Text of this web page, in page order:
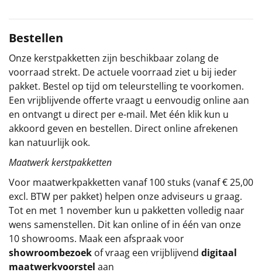
Doe het zelf
Sinterklaaspakketten
Particulier
Kerstgeschenken 2026
Relatiegeschenken
Per stuk
Alle overige
Bestellen
Onze kerstpakketten zijn beschikbaar zolang de
voorraad strekt. De actuele voorraad ziet u bij ieder
pakket. Bestel op tijd om teleurstelling te voorkomen.
Een vrijblijvende offerte vraagt u eenvoudig online aan
en ontvangt u direct per e-mail. Met één klik kun u
akkoord geven en bestellen. Direct online afrekenen
kan natuurlijk ook.
Maatwerk kerstpakketten
Voor maatwerkpakketten vanaf 100 stuks (vanaf € 25,00
excl. BTW per pakket) helpen onze adviseurs u graag.
Tot en met 1 november kun u pakketten volledig naar
wens samenstellen. Dit kan online of in één van onze
10 showrooms. Maak een afspraak voor
showroombezoek of vraag een vrijblijvend digitaal
maatwerkvoorstel aan